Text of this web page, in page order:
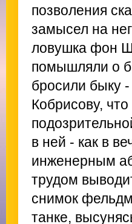
позволения
замысел на
ловушка фон
помышляли о
бросили быку
Кобрисову,
в ней - как в
инженерным
трудом
снимок
танке,